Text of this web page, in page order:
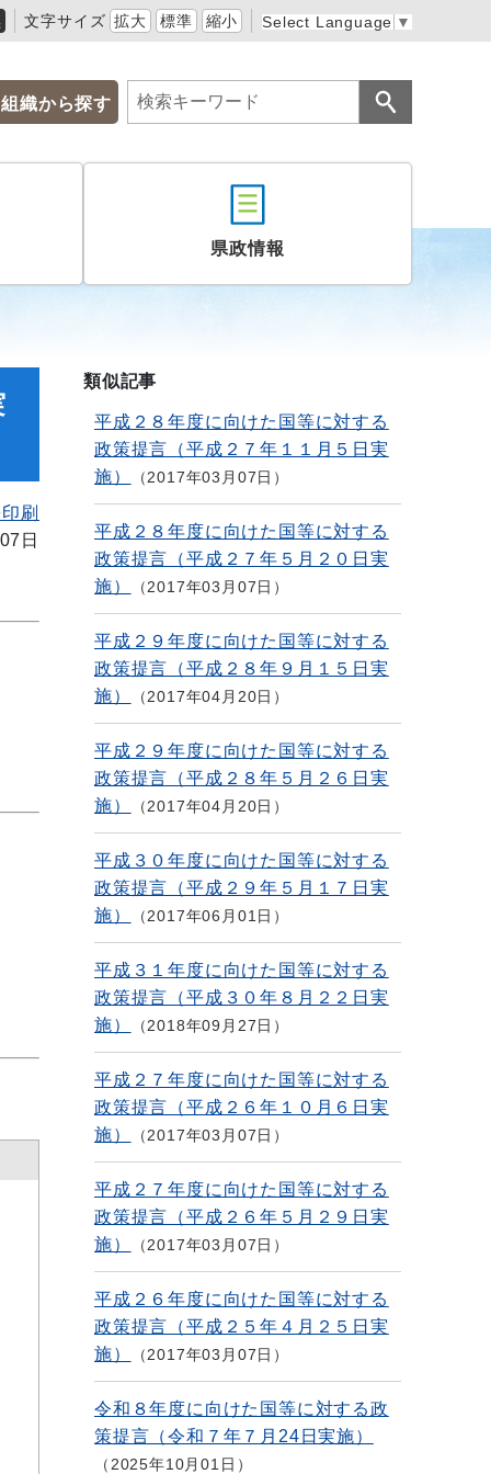
文字サイズ 拡大 標準 縮小 Select Language ▼
組織から探す
県政情報
刷
日
類似記事
平成２８年度に向けた国等に対する
政策提言（平成２７年１１月５日実
施）
2017年03月07日
平成２８年度に向けた国等に対する
政策提言（平成２７年５月２０日実
施）
2017年03月07日
平成２９年度に向けた国等に対する
政策提言（平成２８年９月１５日実
施）
2017年04月20日
平成２９年度に向けた国等に対する
政策提言（平成２８年５月２６日実
施）
2017年04月20日
平成３０年度に向けた国等に対する
政策提言（平成２９年５月１７日実
施）
2017年06月01日
平成３１年度に向けた国等に対する
政策提言（平成３０年８月２２日実
施）
2018年09月27日
平成２７年度に向けた国等に対する
政策提言（平成２６年１０月６日実
施）
2017年03月07日
平成２７年度に向けた国等に対する
政策提言（平成２６年５月２９日実
施）
2017年03月07日
平成２６年度に向けた国等に対する
政策提言（平成２５年４月２５日実
施）
2017年03月07日
令和８年度に向けた国等に対する政
策提言（令和７年７月24日実施）
2025年10月01日